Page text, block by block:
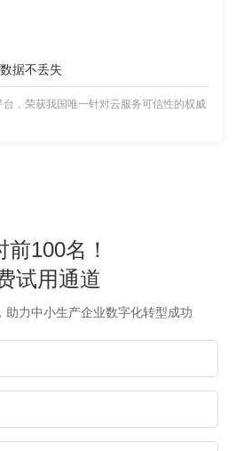
据不丢失
，荣获我国唯一针对云服务可信性的权威
前100名！
试用通道
助力中小生产企业数字化转型成功